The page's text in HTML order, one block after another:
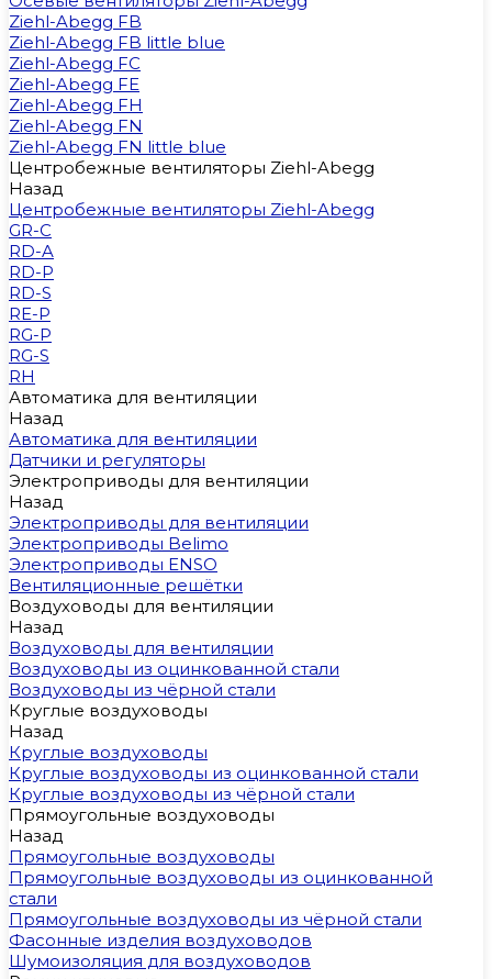
Ziehl-Abegg FB
Ziehl-Abegg FB little blue
Ziehl-Abegg FC
Ziehl-Abegg FE
Ziehl-Abegg FH
Ziehl-Abegg FN
Ziehl-Abegg FN little blue
Центробежные вентиляторы Ziehl-Abegg
Назад
Центробежные вентиляторы Ziehl-Abegg
GR-C
RD-A
RD-P
RD-S
RE-P
RG-P
RG-S
RH
Автоматика для вентиляции
Назад
Автоматика для вентиляции
Датчики и регуляторы
Электроприводы для вентиляции
Назад
Электроприводы для вентиляции
Электроприводы Belimo
Электроприводы ENSO
Вентиляционные решётки
Воздуховоды для вентиляции
Назад
Воздуховоды для вентиляции
Воздуховоды из оцинкованной стали
Воздуховоды из чёрной стали
Круглые воздуховоды
Назад
Круглые воздуховоды
Круглые воздуховоды из оцинкованной стали
Круглые воздуховоды из чёрной стали
Прямоугольные воздуховоды
Назад
Прямоугольные воздуховоды
Прямоугольные воздуховоды из оцинкованной
стали
Прямоугольные воздуховоды из чёрной стали
Фасонные изделия воздуховодов
Шумоизоляция для воздуховодов